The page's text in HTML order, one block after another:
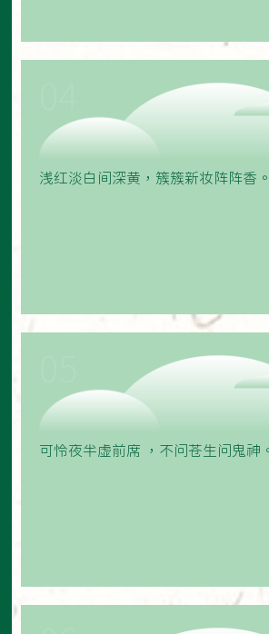
浅红淡白间深黄，簇簇新妆阵阵香。
可怜夜半虚前席 ，不问苍生问鬼神